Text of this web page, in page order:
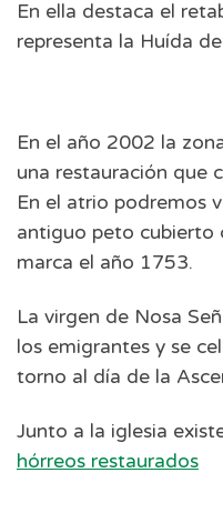
En ella destaca el
representa la Huída
En el año 2002 la
una restauración que
En el atrio podremos
antiguo peto cubierto
marca el año 1753.
La virgen de Nosa
los emigrantes y se
torno al día de la
Junto a la iglesia
hórreos restaurados